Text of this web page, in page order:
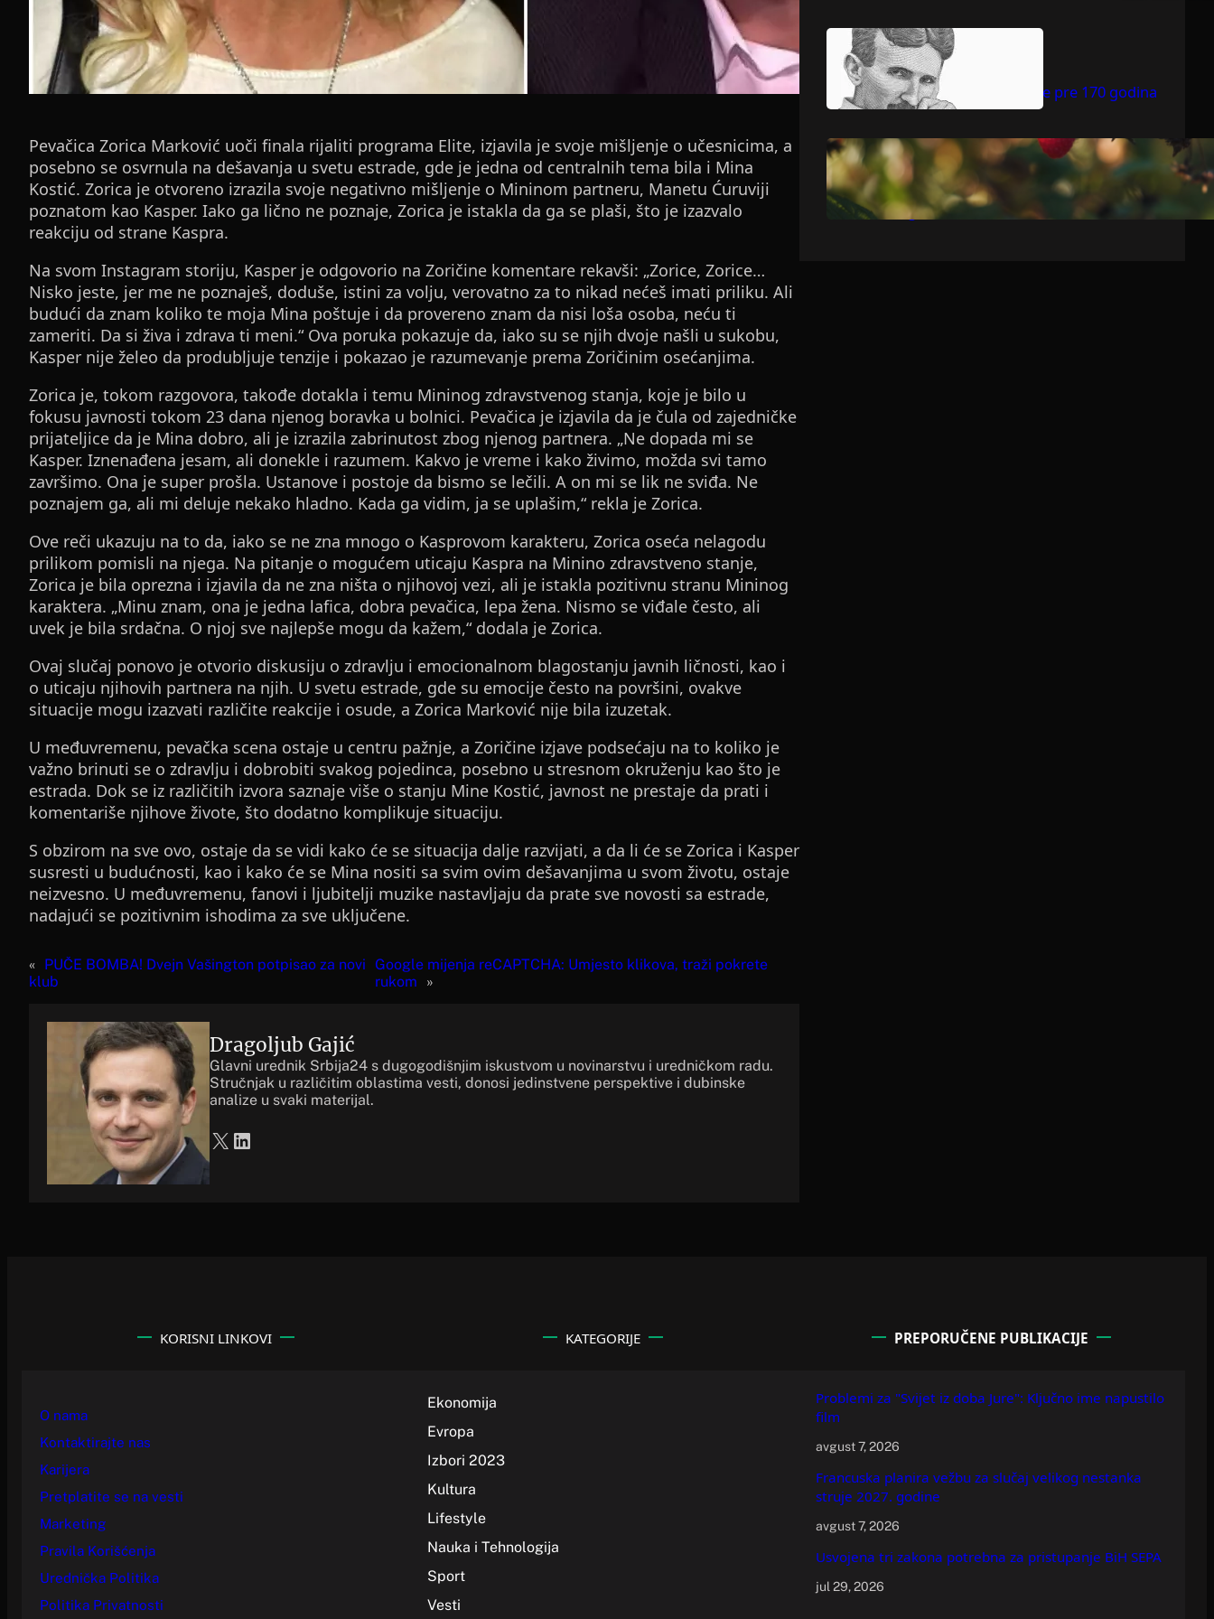
Pevačica Zorica Marković uoči finala rijaliti programa Elite, izjavila je svoje mišljenje o učesnicima, a
posebno se osvrnula na dešavanja u svetu estrade, gde je jedna od centralnih tema bila i Mina
Kostić. Zorica je otvoreno izrazila svoje negativno mišljenje o Mininom partneru, Manetu Ćuruviji
poznatom kao Kasper. Iako ga lično ne poznaje, Zorica je istakla da ga se plaši, što je izazvalo
reakciju od strane Kaspra.
Na svom Instagram storiju, Kasper je odgovorio na Zoričine komentare rekavši: „Zorice, Zorice…
Nisko jeste, jer me ne poznaješ, doduše, istini za volju, verovatno za to nikad nećeš imati priliku. Ali
budući da znam koliko te moja Mina poštuje i da provereno znam da nisi loša osoba, neću ti
zameriti. Da si živa i zdrava ti meni.“ Ova poruka pokazuje da, iako su se njih dvoje našli u sukobu,
Kasper nije želeo da produbljuje tenzije i pokazao je razumevanje prema Zoričinim osećanjima.
Zorica je, tokom razgovora, takođe dotakla i temu Mininog zdravstvenog stanja, koje je bilo u
fokusu javnosti tokom 23 dana njenog boravka u bolnici. Pevačica je izjavila da je čula od zajedničke
prijateljice da je Mina dobro, ali je izrazila zabrinutost zbog njenog partnera. „Ne dopada mi se
Kasper. Iznenađena jesam, ali donekle i razumem. Kakvo je vreme i kako živimo, možda svi tamo
završimo. Ona je super prošla. Ustanove i postoje da bismo se lečili. A on mi se lik ne sviđa. Ne
poznajem ga, ali mi deluje nekako hladno. Kada ga vidim, ja se uplašim,“ rekla je Zorica.
Ove reči ukazuju na to da, iako se ne zna mnogo o Kasprovom karakteru, Zorica oseća nelagodu
prilikom pomisli na njega. Na pitanje o mogućem uticaju Kaspra na Minino zdravstveno stanje,
Zorica je bila oprezna i izjavila da ne zna ništa o njihovoj vezi, ali je istakla pozitivnu stranu Mininog
karaktera. „Minu znam, ona je jedna lafica, dobra pevačica, lepa žena. Nismo se viđale često, ali
uvek je bila srdačna. O njoj sve najlepše mogu da kažem,“ dodala je Zorica.
Ovaj slučaj ponovo je otvorio diskusiju o zdravlju i emocionalnom blagostanju javnih ličnosti, kao i
o uticaju njihovih partnera na njih. U svetu estrade, gde su emocije često na površini, ovakve
situacije mogu izazvati različite reakcije i osude, a Zorica Marković nije bila izuzetak.
U međuvremenu, pevačka scena ostaje u centru pažnje, a Zoričine izjave podsećaju na to koliko je
važno brinuti se o zdravlju i dobrobiti svakog pojedinca, posebno u stresnom okruženju kao što je
estrada. Dok se iz različitih izvora saznaje više o stanju Mine Kostić, javnost ne prestaje da prati i
komentariše njihove živote, što dodatno komplikuje situaciju.
S obzirom na sve ovo, ostaje da se vidi kako će se situacija dalje razvijati, a da li će se Zorica i Kasper
susresti u budućnosti, kao i kako će se Mina nositi sa svim ovim dešavanjima u svom životu, ostaje
neizvesno. U međuvremenu, fanovi i ljubitelji muzike nastavljaju da prate sve novosti sa estrade,
nadajući se pozitivnim ishodima za sve uključene.
« PUČE BOMBA! Dvejn Vašington potpisao za novi
klub
Google mijenja reCAPTCHA: Umjesto klikova, traži pokrete
rukom
»
Dragoljub Gajić
Glavni urednik Srbija24 s dugogodišnjim iskustvom u novinarstvu i uredničkom radu.
Stručnjak u različitim oblastima vesti, donosi jedinstvene perspektive i dubinske
analize u svaki materijal.
X LinkedIn
jul 9, 2026
Nikola Tesla rođen je pre 170 godina
jul 9, 2026 Dragoljub Gajić
Srbija očekuje rekordnu voćarsku
godinu
KORISNI LINKOVI
O nama
Kontaktirajte nas
Karijera
Pretplatite se na vesti
Marketing
Pravila Korišćenja
Urednička Politika
Politika Privatnosti
KATEGORIJE
Ekonomija
Evropa
Izbori 2023
Kultura
Lifestyle
Nauka i Tehnologija
Sport
Vesti
PREPORUČENE PUBLIKACIJE
Problemi za "Svijet iz doba Jure": Ključno ime napustilo
film
avgust 7, 2026
Francuska planira vežbu za slučaj velikog nestanka
struje 2027. godine
avgust 7, 2026
Usvojena tri zakona potrebna za pristupanje BiH SEPA
jul 29, 2026